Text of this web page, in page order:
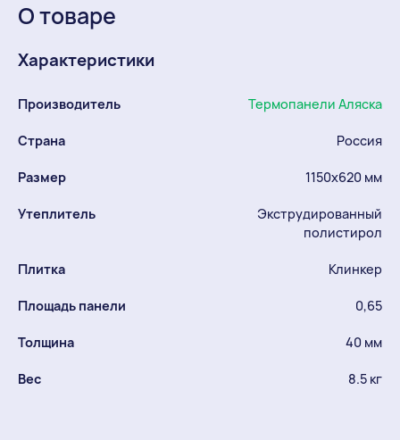
О товаре
Характеристики
Производитель Термопанели Аляска
Страна Россия
Размер 1150х620 мм
Утеплитель
Экструдированный
полистирол
Плитка Клинкер
Площадь панели 0,65
Толщина 40 мм
Вес 8.5 кг